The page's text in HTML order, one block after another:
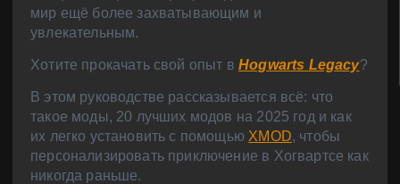
мир ещё более захватывающим и
увлекательным.
Хотите прокачать свой опыт вHogwarts Legacy?
В этом руководстве рассказывается всё: что
такое моды, 20 лучших модов на 2025 год и как
их легко установить с помощьюXMOD, чтобы
персонализировать приключение в Хогвартсе как
никогда раньше.